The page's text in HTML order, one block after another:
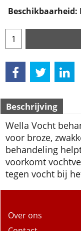
Beschikbaarheid:
Beschrijving
Wella Vocht
voor broze,
behandeling
voorkomt
tegen vocht bij
Over ons